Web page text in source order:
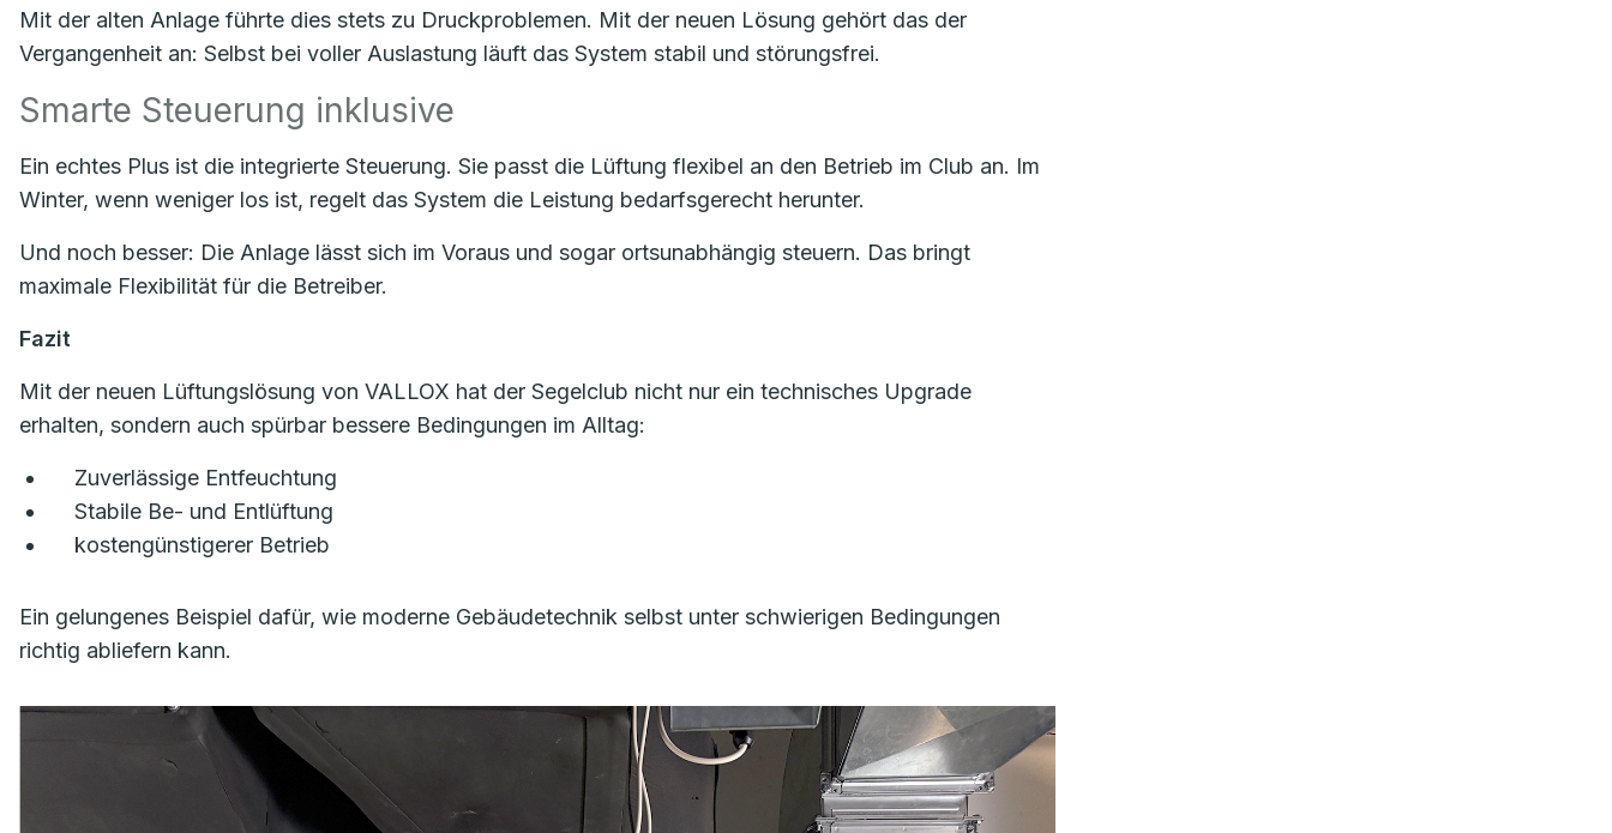
Mit der alten Anlage führte dies stets zu Druckproblemen. Mit der neuen Lösung gehört das der
Vergangenheit an: Selbst bei voller Auslastung läuft das System stabil und störungsfrei.
Smarte Steuerung inklusive
Ein echtes Plus ist die integrierte Steuerung. Sie passt die Lüftung flexibel an den Betrieb im Club an. Im
Winter, wenn weniger los ist, regelt das System die Leistung bedarfsgerecht herunter.
Und noch besser: Die Anlage lässt sich im Voraus und sogar ortsunabhängig steuern. Das bringt
maximale Flexibilität für die Betreiber.
Fazit
Mit der neuen Lüftungslösung von VALLOX hat der Segelclub nicht nur ein technisches Upgrade
erhalten, sondern auch spürbar bessere Bedingungen im Alltag:
Zuverlässige Entfeuchtung
Stabile Be- und Entlüftung
kostengünstigerer Betrieb
Ein gelungenes Beispiel dafür, wie moderne Gebäudetechnik selbst unter schwierigen Bedingungen
richtig abliefern kann.